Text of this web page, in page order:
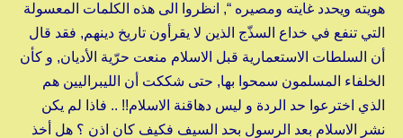
هويته ويحدد غايته ومصيره “, انظروا الى هذه الكلمات المعسولة
التي تنفع في خداع السذّج الذين لا يقرأون تاريخ دينهم, فقد قال
أن السلطات الاستعمارية قبل الاسلام منعت حرّية الأديان, و كأن
الخلفاء المسلمون سمحوا بها, حتى شككت أن الليبراليين هم
الذي اخترعوا حد الردة و ليس دهاقنة الاسلام!! .. فاذا لم يكن
نشر الاسلام بعد الرسول بحد السيف فكيف كان اذن ؟ هل أخذ